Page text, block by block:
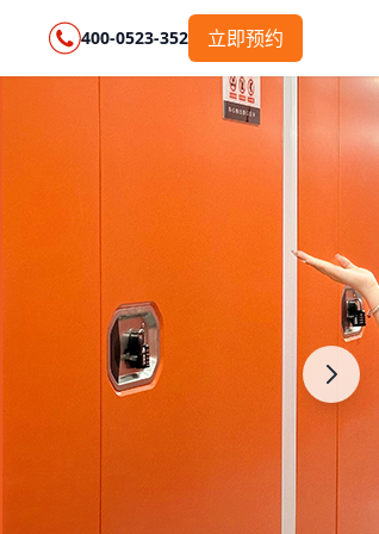
400-0523-352 立即预约